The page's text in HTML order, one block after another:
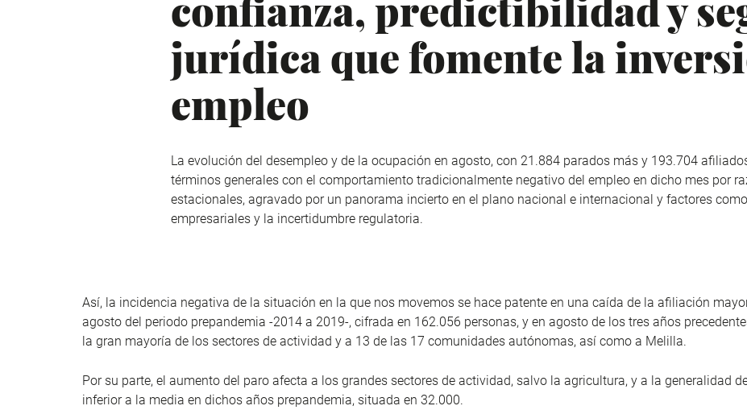
jurídica que fomente la
empleo
La evolución del desempleo y de la ocupación en agosto, con 21.884 parados más y 193.704
términos generales con el comportamiento tradicionalmente negativo del empleo en dicho mes por
estacionales, agravado por un panorama incierto en el plano nacional e internacional y factores
empresariales y la incertidumbre regulatoria.
Así, la incidencia negativa de la situación en la que nos movemos se hace patente en una caída de la afiliación
agosto del periodo prepandemia -2014 a 2019-, cifrada en 162.056 personas, y en agosto de los tres años
la gran mayoría de los sectores de actividad y a 13 de las 17 comunidades autónomas, así como a Melilla.
Por su parte, el aumento del paro afecta a los grandes sectores de actividad, salvo la agricultura, y a la generalidad
inferior a la media en dichos años prepandemia, situada en 32.000.